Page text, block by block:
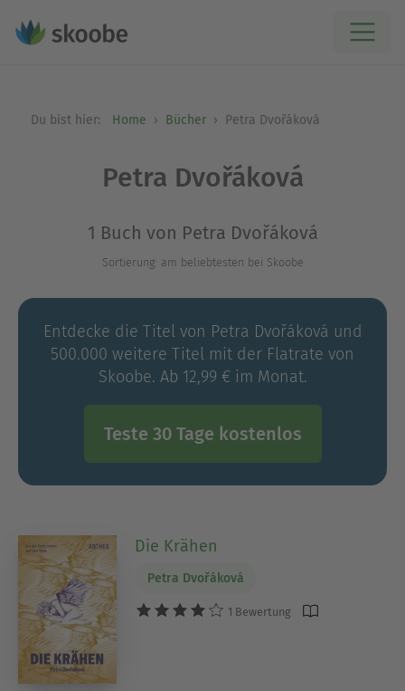
Du bist hier: Home Bücher Petra Dvořáková
Petra Dvořáková
1 Buch von Petra Dvořáková
Sortierung: am beliebtesten bei Skoobe
Entdecke die Titel von Petra Dvořáková und
500.000 weitere Titel mit der Flatrate von
Skoobe. Ab 12,99 € im Monat.
Teste 30 Tage kostenlos
Die Krähen
Petra Dvořáková
1 Bewertung